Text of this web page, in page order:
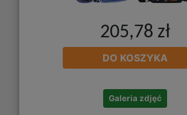
205,78 zł
DO KOSZYKA
Galeria zdjęć